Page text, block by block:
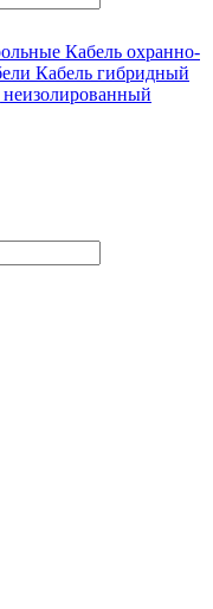
Кабель охранно-
Кабель гибридный